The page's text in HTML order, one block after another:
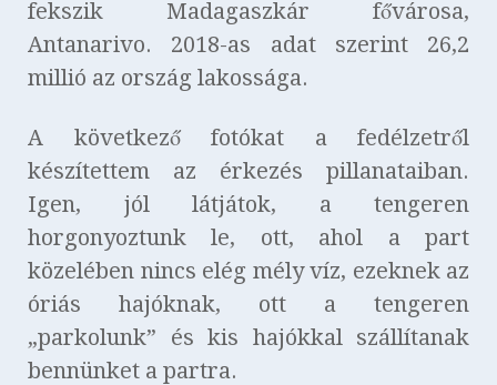
fekszik Madagaszkár fővárosa,
Antanarivo. 2018-as adat szerint 26,2
millió az ország lakossága.
A következő fotókat a fedélzetről
készítettem az érkezés pillanataiban.
Igen, jól látjátok, a tengeren
horgonyoztunk le, ott, ahol a part
közelében nincs elég mély víz, ezeknek az
óriás hajóknak, ott a tengeren
„parkolunk” és kis hajókkal szállítanak
bennünket a partra.